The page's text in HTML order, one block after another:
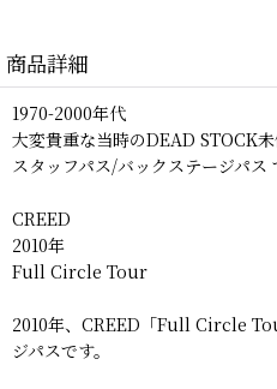
商品詳細
1970-2000年代
大変貴重な当時のDEAD STOCK未
スタッフパス/バックステージパス
CREED
2010年
Full Circle Tour
2010年、CREED「Full Circle
ジパスです。